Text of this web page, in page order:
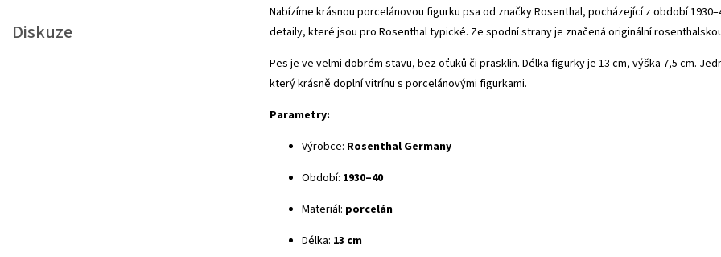
Diskuze
Nabízíme krásnou porcelánovou figurku psa od značky Rosenthal, pocházející z období
detaily, které jsou pro Rosenthal typické. Ze spodní strany je značená originální
Pes je ve velmi dobrém stavu, bez oťuků či prasklin. Délka figurky je 13 cm, výška 7,5 cm.
který krásně doplní vitrínu s porcelánovými figurkami.
Parametry:
Výrobce: Rosenthal Germany
Období: 1930–40
Materiál: porcelán
Délka: 13 cm